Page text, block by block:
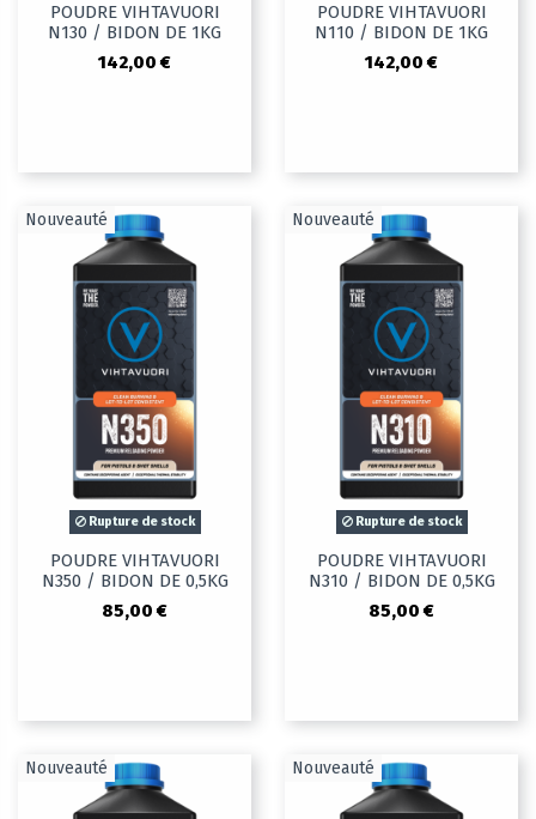
POUDRE VIHTAVUORI
N130 / BIDON DE 1KG
142,00 €
POUDRE VIHTAVUORI
N110 / BIDON DE 1KG
142,00 €
Nouveauté
Rupture de stock
POUDRE VIHTAVUORI
N350 / BIDON DE 0,5KG
85,00 €
Nouveauté
Rupture de stock
POUDRE VIHTAVUORI
N310 / BIDON DE 0,5KG
85,00 €
Nouveauté Nouveauté